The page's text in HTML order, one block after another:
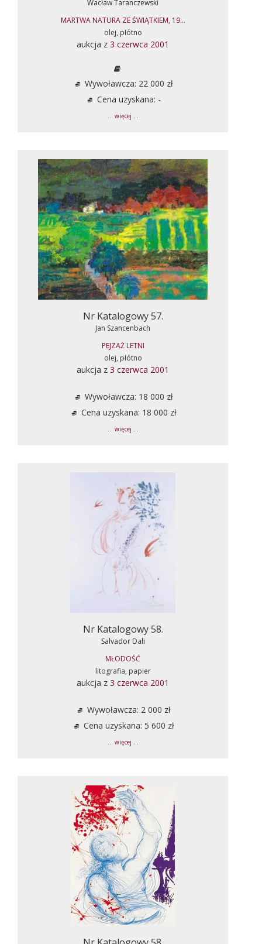
Wacław Taranczewski
MARTWA NATURA ZE ŚWIĄTKIEM, 19...
olej, płótno
aukcja z 3 czerwca 2001
Wywoławcza: 22 000 zł
Cena uzyskana: -
... więcej ...
Nr Katalogowy 57.
Jan Szancenbach
PEJZAŻ LETNI
olej, płótno
aukcja z 3 czerwca 2001
Wywoławcza: 18 000 zł
Cena uzyskana: 18 000 zł
... więcej ...
Nr Katalogowy 58.
Salvador Dali
MŁODOŚĆ
litografia, papier
aukcja z 3 czerwca 2001
Wywoławcza: 2 000 zł
Cena uzyskana: 5 600 zł
... więcej ...